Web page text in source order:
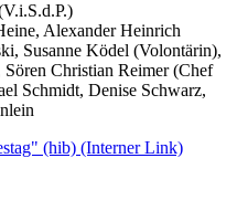
Alexander Heinrich
Susanne Ködel (Volontärin),
Christian Reimer (Chef
Schmidt, Denise Schwarz,
(hib) (Interner Link)